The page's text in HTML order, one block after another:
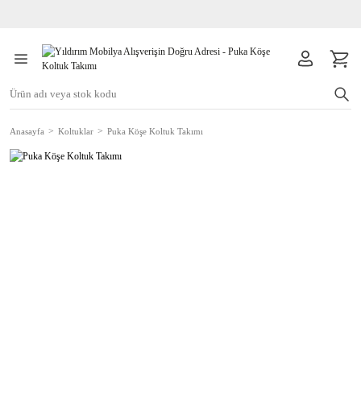
Anasayfa Koltuklar Puka Köşe Koltuk Takımı